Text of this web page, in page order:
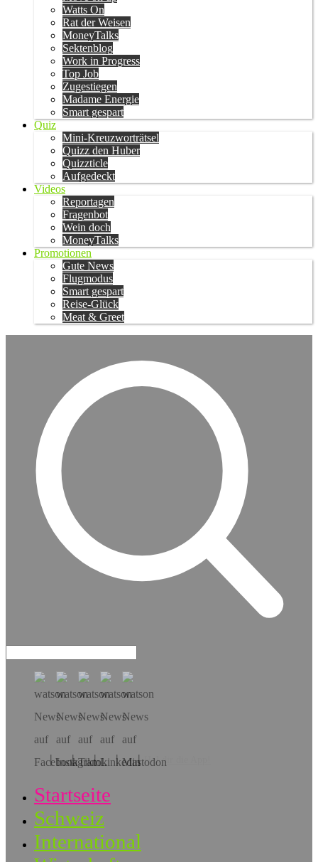
Watts On
Rat der Weisen
MoneyTalks
Sektenblog
Work in Progress
Top Job
Zugestiegen
Madame Energie
Smart gespart
Quiz
Mini-Kreuzworträtsel
Quizz den Huber
Quizzticle
Aufgedeckt
Videos
Reportagen
Fragenbot
Wein doch
MoneyTalks
Promotionen
Gute News
Flugmodus
Smart gespart
Reise-Glück
Meat & Greet
Hol dir die App!
Startseite
Schweiz
International